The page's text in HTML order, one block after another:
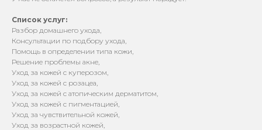
Список услуг:
Разбор домашнего ухода,
Консультации по подбору ухода,
Помощь в определении типа кожи,
Решение проблемы акне,
Уход за кожей с куперозом,
Уход за кожей с розацеа,
Уход за кожей с атопическим дерматитом,
Уход за кожей с пигментацией,
Уход за чувствительной кожей,
Уход за возрастной кожей,